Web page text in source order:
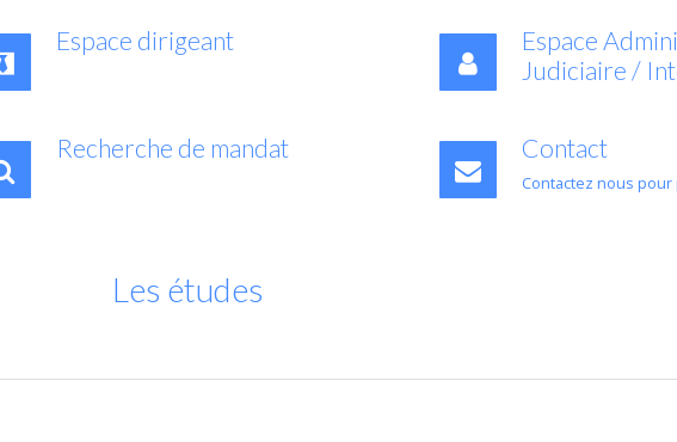
Espace dirigeant
Espace
Judiciaire /
Recherche de mandat Contact
Contactez nous
Les études